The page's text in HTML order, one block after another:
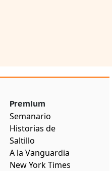
Premium
Semanario
Historias de
Saltillo
A la Vanguardia
New York Times